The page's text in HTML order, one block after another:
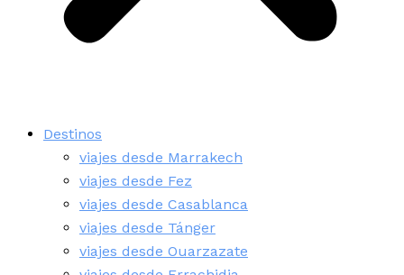
Destinos
viajes desde Marrakech
viajes desde Fez
viajes desde Casablanca
viajes desde Tánger
viajes desde Ouarzazate